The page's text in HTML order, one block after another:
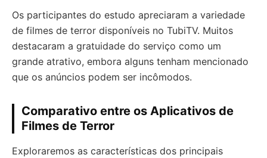
Os participantes do estudo apreciaram a variedade
de filmes de terror disponíveis no TubiTV. Muitos
destacaram a gratuidade do serviço como um
grande atrativo, embora alguns tenham mencionado
que os anúncios podem ser incômodos.
Comparativo entre os Aplicativos de
Filmes de Terror
Exploraremos as características dos principais